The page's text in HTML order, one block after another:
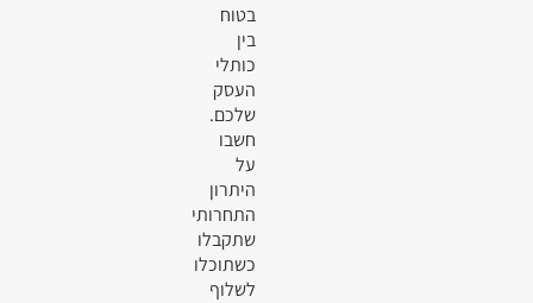
בטוח
בין
כותלי
העסק
שלכם.
חשבו
על
היתרון
התחרותי
שתקבלו
כשתוכלו
לשלוף